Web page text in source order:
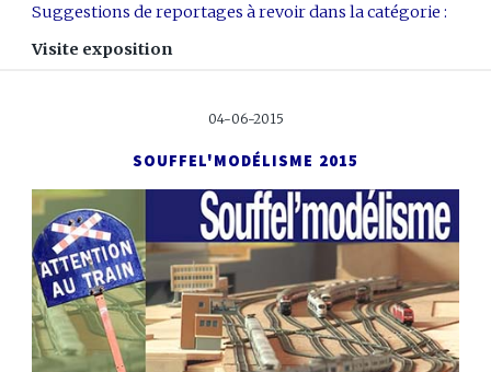
Suggestions de reportages à revoir dans la catégorie :
Visite exposition
04-06-2015
SOUFFEL'MODÉLISME 2015